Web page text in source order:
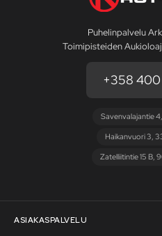
Puhelinpalvelu
Toimipisteiden
+358 400
Savenvalajantie
Haikanvuori 3,
Zatelliitintie 15 B,
ASIAKASPALVELU